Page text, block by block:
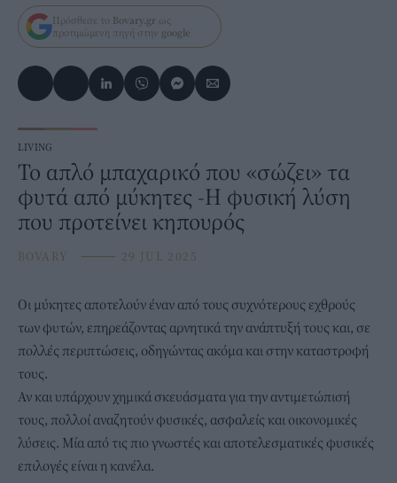
Πρόσθεσε το Bovary.gr ως
προτιμώμενη πηγή στην google
LIVING
Το απλό μπαχαρικό που «σώζει» τα
φυτά από μύκητες -Η φυσική λύση
που προτείνει κηπουρός
BOVARY ⸻ 29 JUL 2025
Οι μύκητες αποτελούν έναν από τους συχνότερους εχθρούς
των φυτών, επηρεάζοντας αρνητικά την ανάπτυξή τους και, σε
πολλές περιπτώσεις, οδηγώντας ακόμα και στην καταστροφή
τους.
Αν και υπάρχουν χημικά σκευάσματα για την αντιμετώπισή
τους, πολλοί αναζητούν φυσικές, ασφαλείς και οικονομικές
λύσεις. Μία από τις πιο γνωστές και αποτελεσματικές φυσικές
επιλογές είναι η κανέλα.